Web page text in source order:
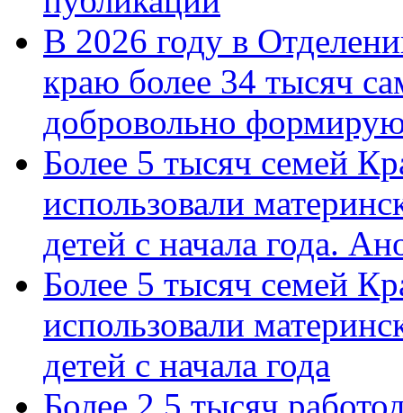
В 2026 году в
краю более 34 тысяч
добровольно
Более 5 тысяч семей
использовали
детей с начала года.
Более 5 тысяч семей
использовали
детей с начала года
Более 2,5 тысяч